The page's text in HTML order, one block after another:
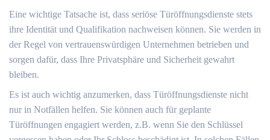
Eine wichtige Tatsache ist, dass seriöse Türöffnungsdienste stets
ihre Identität und Qualifikation nachweisen können.​ Sie werden in
der Regel von vertrauenswürdigen Unternehmen betrieben und
sorgen dafür, dass Ihre Privatsphäre und Sicherheit gewahrt
bleiben.
Es ist auch wichtig anzumerken, dass Türöffnungsdienste nicht
nur in Notfällen helfen.​ Sie können auch für geplante
Türöffnungen engagiert werden, z.​B.​ wenn Sie den Schlüssel